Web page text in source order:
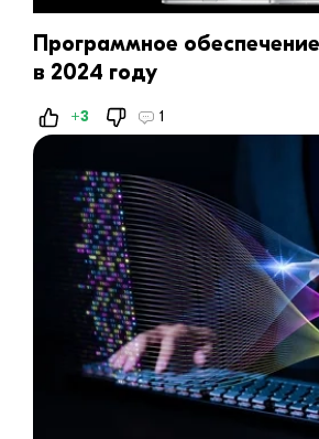
Программное
в 2024 году
+3 1